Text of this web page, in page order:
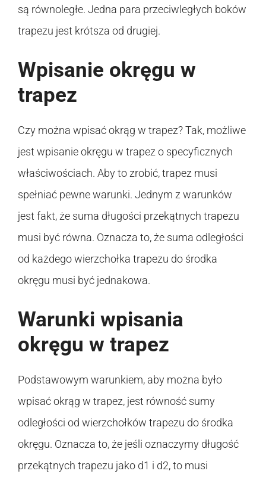
są równoległe. Jedna para przeciwległych boków
trapezu jest krótsza od drugiej.
Wpisanie okręgu w
trapez
Czy można wpisać okrąg w trapez? Tak, możliwe
jest wpisanie okręgu w trapez o specyficznych
właściwościach. Aby to zrobić, trapez musi
spełniać pewne warunki. Jednym z warunków
jest fakt, że suma długości przekątnych trapezu
musi być równa. Oznacza to, że suma odległości
od każdego wierzchołka trapezu do środka
okręgu musi być jednakowa.
Warunki wpisania
okręgu w trapez
Podstawowym warunkiem, aby można było
wpisać okrąg w trapez, jest równość sumy
odległości od wierzchołków trapezu do środka
okręgu. Oznacza to, że jeśli oznaczymy długość
przekątnych trapezu jako d1 i d2, to musi